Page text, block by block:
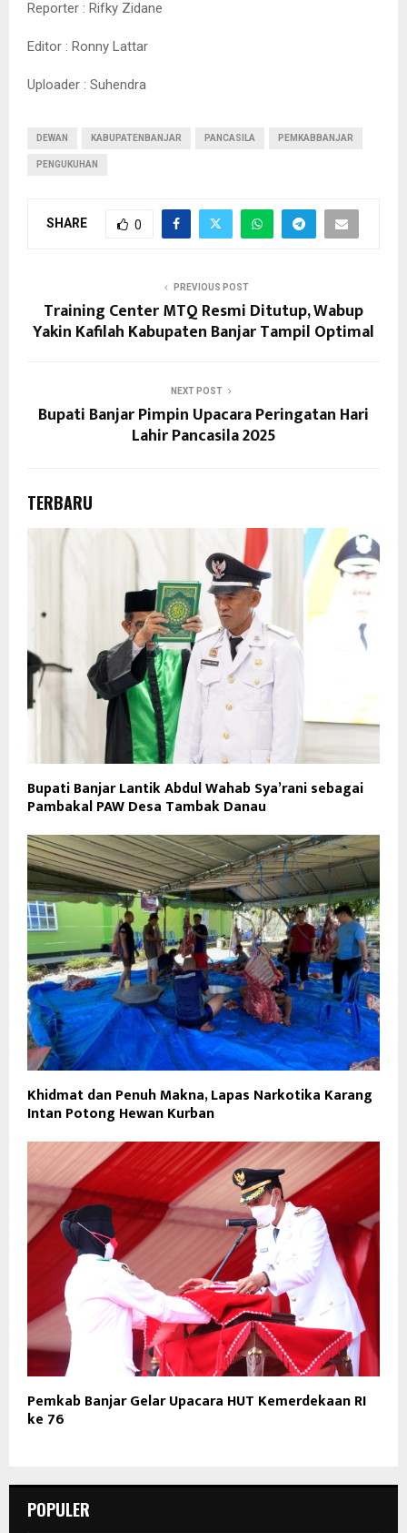
Reporter : Rifky Zidane
Editor : Ronny Lattar
Uploader : Suhendra
DEWAN KABUPATENBANJAR PANCASILA PEMKABBANJAR
PENGUKUHAN
SHARE 0
PREVIOUS POST
Training Center MTQ Resmi Ditutup, Wabup
Yakin Kafilah Kabupaten Banjar Tampil Optimal
NEXT POST
Bupati Banjar Pimpin Upacara Peringatan Hari
Lahir Pancasila 2025
TERBARU
Bupati Banjar Lantik Abdul Wahab Sya’rani sebagai
Pambakal PAW Desa Tambak Danau
Khidmat dan Penuh Makna, Lapas Narkotika Karang
Intan Potong Hewan Kurban
Pemkab Banjar Gelar Upacara HUT Kemerdekaan RI
ke 76
POPULER